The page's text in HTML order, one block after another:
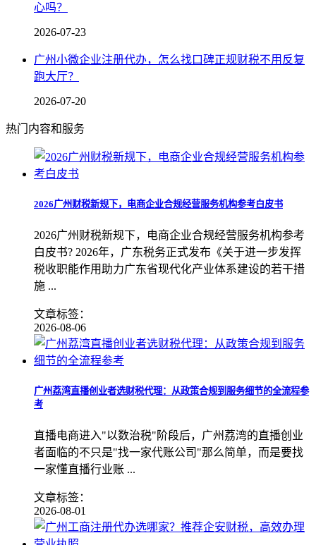
心吗？
2026-07-23
广州小微企业注册代办，怎么找口碑正规财税不用反复
跑大厅？
2026-07-20
热门内容和服务
2026广州财税新规下，电商企业合规经营服务机构参考白皮书
2026广州财税新规下，电商企业合规经营服务机构参考
白皮书? 2026年，广东税务正式发布《关于进一步发挥
税收职能作用助力广东省现代化产业体系建设的若干措
施 ...
文章标签：
2026-08-06
广州荔湾直播创业者选财税代理：从政策合规到服务细节的全流程参
考
直播电商进入"以数治税"阶段后，广州荔湾的直播创业
者面临的不只是"找一家代账公司"那么简单，而是要找
一家懂直播行业账 ...
文章标签：
2026-08-01